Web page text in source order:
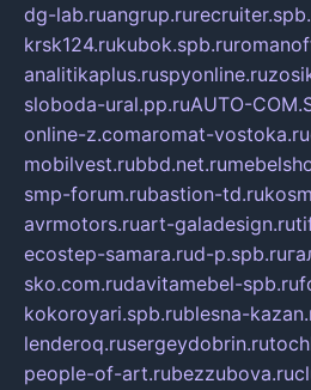
dg-lab.ruangrup.ru
krsk124.rukubok.spb.ru
analitikaplus.ruspyonline.ru
sloboda-ural.pp.ruAUTO-
online-z.comaromat-vostoka.ru
mobilvest.rubbd.net.ru
smp-forum.rubastion-td.ru
avrmotors.ruart-galadesign.ru
ecostep-samara.rud-p.spb.ru
sko.com.rudavitamebel-spb.ru
kokoroyari.spb.rublesna-
lenderoq.rusergeydobrin.ru
people-of-art.rubezzubova.ru